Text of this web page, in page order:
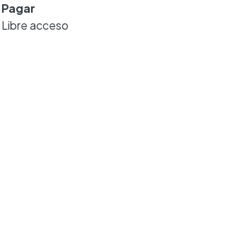
Pagar
Libre acceso